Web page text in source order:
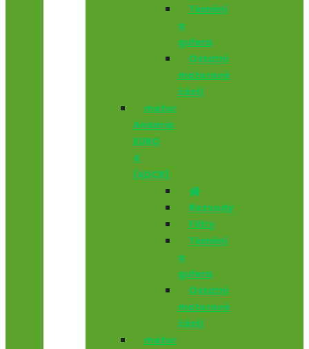
Těsnění
a
gufera
Ostatní
motorové
části
motor
Andoria
EURO
4
(ADCR)
Rozvody
Filtry
Těsnění
a
gufera
Ostatní
motorové
části
motor